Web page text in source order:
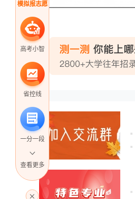
模拟报志愿
高考小智
省控线
一分一段
高考直播
查看更多